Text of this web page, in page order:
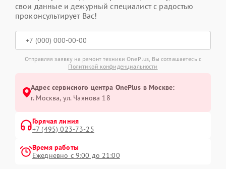
свои данные и дежурный специалист с радостью
проконсультирует Вас!
Отправляя заявку на ремонт техники OnePlus, Вы соглашаетесь с
Политикой конфиденциальности
Адрес сервисного центра OnePlus в Москве:
г. Москва, ул. Чаянова 18
Горячая линия
+7 (495) 023-73-25
Время работы
Ежедневно с 9:00 до 21:00